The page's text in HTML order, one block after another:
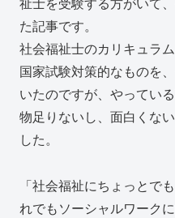
た記事です。
社会福祉士のカリキュラ
国家試験対策的なものを
いたのですが、やってい
物足りないし、面白くな
した。
「社会福祉にちょっとで
れでもソーシャルワーク